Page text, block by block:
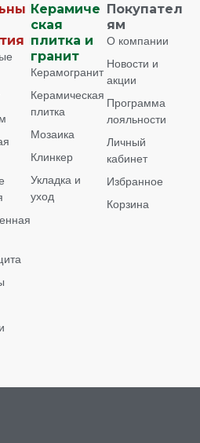
Керамиче
ская
плитка и
гранит
Керамогранит
Керамическая
плитка
Мозаика
Клинкер
Укладка и
уход
Покупател
ям
О компании
Новости и
акции
Программа
лояльности
Личный
кабинет
Избранное
Корзина